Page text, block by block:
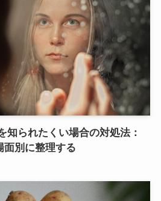
知られたくい場合の対処法：
面別に整理する